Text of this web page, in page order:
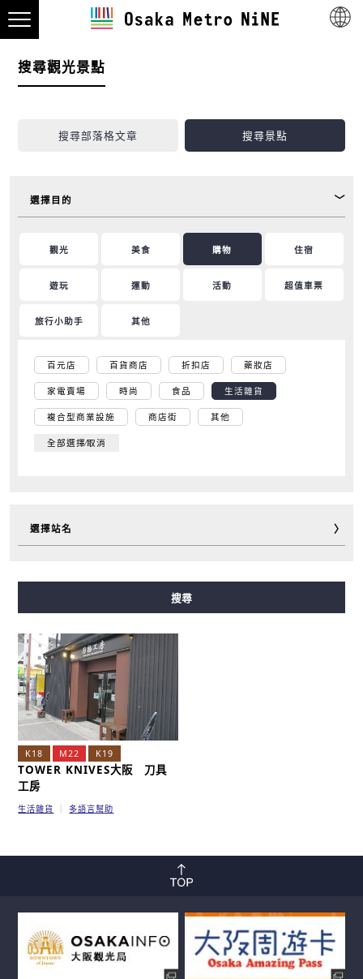
搜尋觀光景點
搜尋部落格文章 搜尋景點
選擇目的
觀光 美食 購物 住宿
遊玩 運動 活動 超值車票
旅行小助手 其他
百元店 百貨商店 折扣店 藥妝店
家電賣場 時尚 食品 生活雜貨
複合型商業設施 商店街 其他
全部選擇∕取消
選擇站名
搜尋
K18 M22 K19
TOWER KNIVES大阪 刀具
工房
生活雜貨 多語言幫助